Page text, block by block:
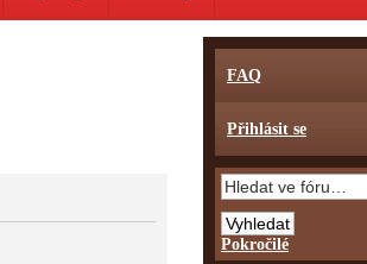
FAQ
Přihlásit se
Pokročilé